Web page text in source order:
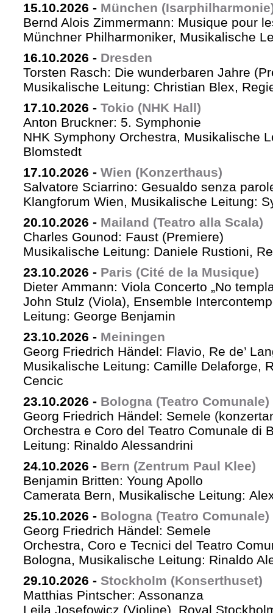
15.10.2026 - München
Bernd Alois Zimmermann: Musique pour
Münchner Philharmoniker, Musikalische
16.10.2026 - Dresden
Torsten Rasch: Die wunderbaren Jahre
Musikalische Leitung: Christian Blex,
17.10.2026 - Tokio (NHK Hall)
Anton Bruckner: 5. Symphonie
NHK Symphony Orchestra, Musikalische
Blomstedt
17.10.2026 - Wien (Konzerthaus)
Salvatore Sciarrino: Gesualdo senza
Klangforum Wien, Musikalische Leitung:
20.10.2026 - Mailand (Teatro alla Scala)
Charles Gounod: Faust (Premiere)
Musikalische Leitung: Daniele Rustioni,
23.10.2026 - Paris (Cité de la Musique)
Dieter Ammann: Viola Concerto „No
John Stulz (Viola), Ensemble
Leitung: George Benjamin
23.10.2026 - Meiningen
Georg Friedrich Händel: Flavio, Re de’
Musikalische Leitung: Camille Delaforge,
Cencic
23.10.2026 - Bologna (Teatro Comunale)
Georg Friedrich Händel: Semele
Orchestra e Coro del Teatro Comunale di
Leitung: Rinaldo Alessandrini
24.10.2026 - Bern (Zentrum Paul Klee)
Benjamin Britten: Young Apollo
Camerata Bern, Musikalische Leitung:
25.10.2026 - Bologna (Teatro Comunale)
Georg Friedrich Händel: Semele
Orchestra, Coro e Tecnici del Teatro
Bologna, Musikalische Leitung: Rinaldo
29.10.2026 - Stockholm (Konserthuset)
Matthias Pintscher: Assonanza
Leila Josefowicz (Violine), Royal